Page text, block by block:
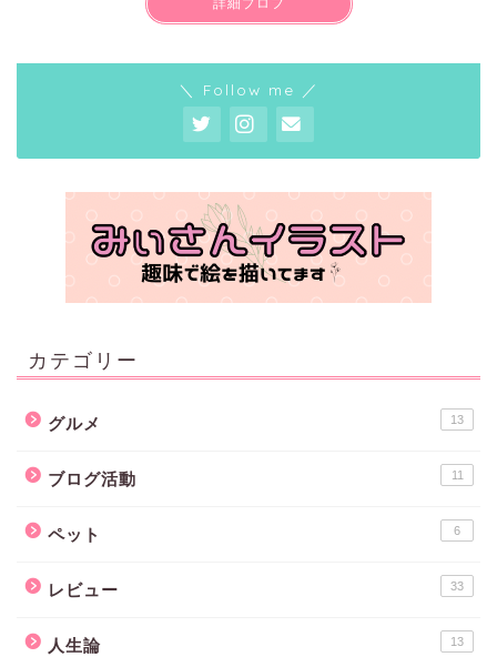
詳細プロフ
＼ Follow me ／
カテゴリー
グルメ 13
ブログ活動 11
ペット 6
レビュー 33
人生論 13